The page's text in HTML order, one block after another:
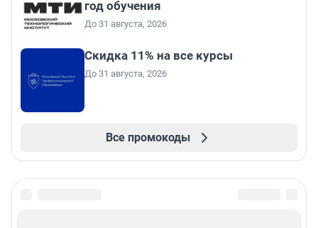
год обучения
До 31 августа, 2026
Скидка 11% на все курсы
До 31 августа, 2026
Все промокоды